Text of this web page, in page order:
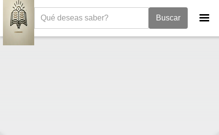
La Biblia